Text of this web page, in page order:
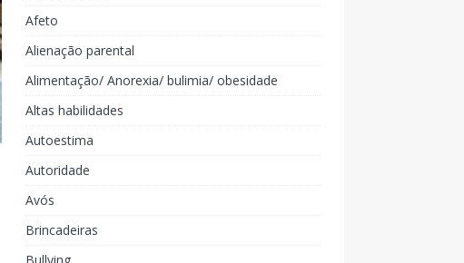
Afeto
Alienação parental
Alimentação/ Anorexia/ bulimia/ obesidade
Altas habilidades
Autoestima
Autoridade
Avós
Brincadeiras